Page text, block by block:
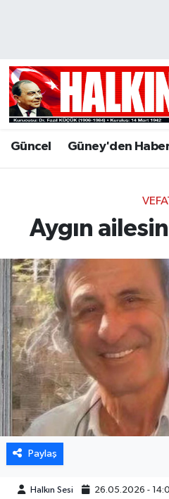
Güncel Güney'den
Aygın
Paylaş
Halkın Sesi 26.05.2026 -
Hava Durumu
Trafik Durumu
Son Dakika Haberleri
Haber Arşivi